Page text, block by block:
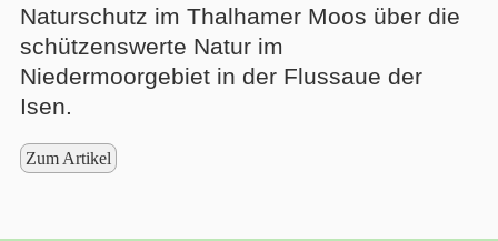
Naturschutz im Thalhamer Moos über die
schützenswerte Natur im
Niedermoorgebiet in der Flussaue der
Isen.
Zum Artikel